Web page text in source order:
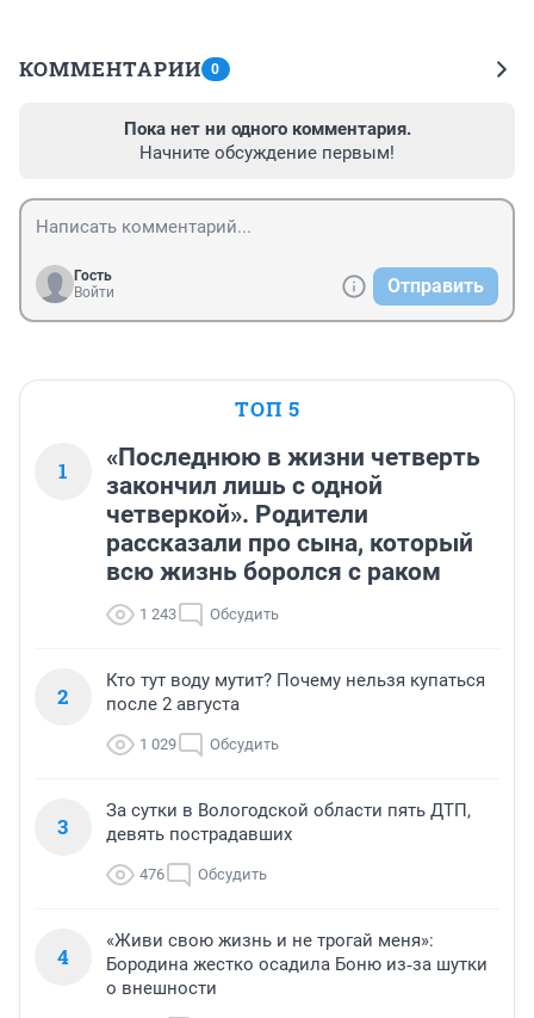
КОММЕНТАРИИ 0
Пока нет ни одного комментария.
Начните обсуждение первым!
Гость
Войти
Отправить
ТОП 5
1
«Последнюю в жизни четверть
закончил лишь с одной
четверкой». Родители
рассказали про сына, который
всю жизнь боролся с раком
1 243 Обсудить
2
Кто тут воду мутит? Почему нельзя купаться
после 2 августа
1 029 Обсудить
3
За сутки в Вологодской области пять ДТП,
девять пострадавших
476 Обсудить
4
«Живи свою жизнь и не трогай меня»:
Бородина жестко осадила Боню из‑за шутки
о внешности